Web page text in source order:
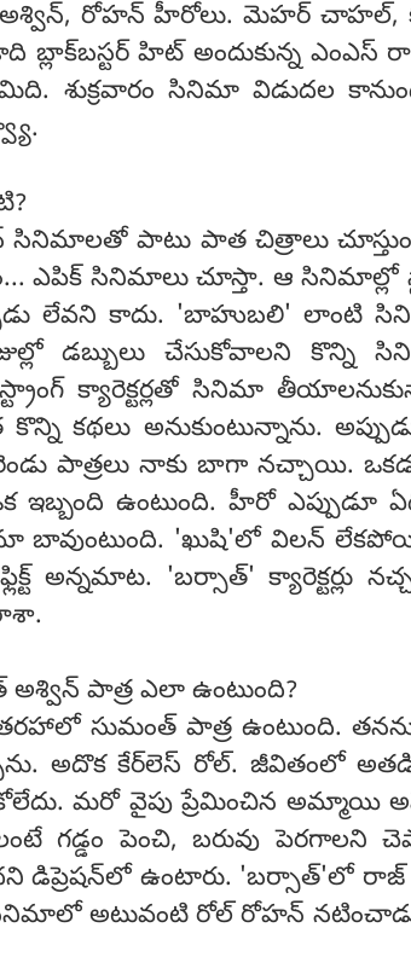
అశ్విన్, రోహన్ హీరోలు. మెహర్ చాహల్,
బ్లాక్‌బస్టర్ హిట్ అందుకున్న ఎంఎస్
శుక్రవారం సినిమా విడుదల
పాటు పాత చిత్రాలు
ఎపిక్ సినిమాలు చూస్తా. ఆ సినిమాల్లో
లేవని కాదు. 'బాహుబలి' లాంటి
డబ్బులు చేసుకోవాలని కొన్ని
క్యారెక్టర్లతో సినిమా
కథలు అనుకుంటున్నాను.
పాత్రలు నాకు బాగా నచ్చాయి.
ఇబ్బంది ఉంటుంది. హీరో ఎప్పుడూ
బావుంటుంది. 'ఖుషి'లో విలన్
అన్నమాట. 'బర్సాత్' క్యారెక్టర్లు
పాత్ర ఎలా ఉంటుంది?
సుమంత్ పాత్ర ఉంటుంది. తనను
అదొక కేర్‌లెస్ రోల్. జీవితంలో
మరో వైపు ప్రేమించిన అమ్మాయి
గడ్డం పెంచి, బరువు పెరగాలని
డిప్రెషన్‌లో ఉంటారు. 'బర్సాత్'లో రాజ్
అటువంటి రోల్ రోహన్